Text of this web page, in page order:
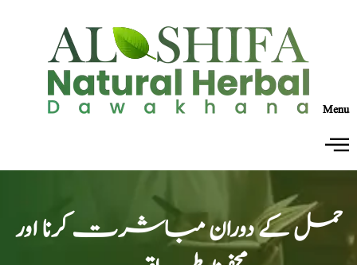
Menu
حمل کے دوران مباشرت کرنا اور